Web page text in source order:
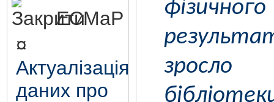
ЕСМаР
¤
Актуалізація
даних про
зросло